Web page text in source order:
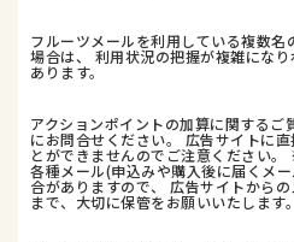
フルーツメールを利用している複数名
場合は、 利用状況の把握が複雑にな
あります。
アクションポイントの加算に関するご
にお問合せください。 広告サイトに
とができませんのでご注意ください
各種メール(申込みや購入後に届くメ
合がありますので、 広告サイトから
まで、大切に保管をお願いいたします。